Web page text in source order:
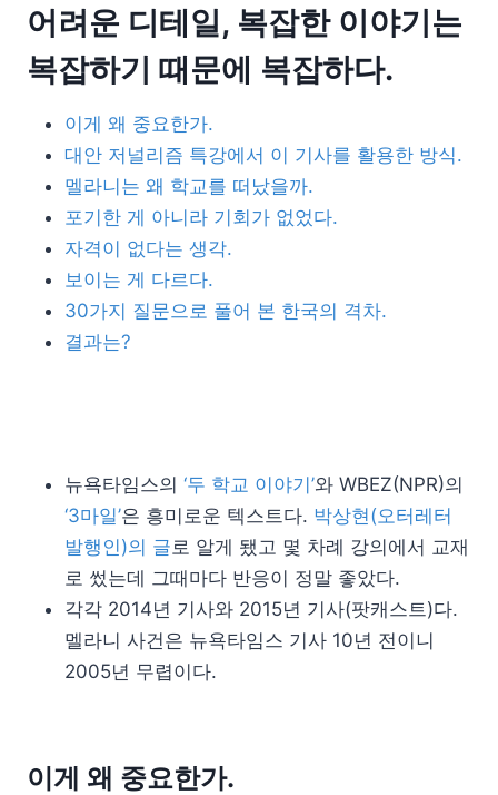
어려운 디테일, 복잡한 이야기는
복잡하기 때문에 복잡하다.
이게 왜 중요한가.
대안 저널리즘 특강에서 이 기사를 활용한 방식.
멜라니는 왜 학교를 떠났을까.
포기한 게 아니라 기회가 없었다.
자격이 없다는 생각.
보이는 게 다르다.
30가지 질문으로 풀어 본 한국의 격차.
결과는?
뉴욕타임스의 ‘두 학교 이야기’와 WBEZ(NPR)의
‘3마일’은 흥미로운 텍스트다. 박상현(오터레터
발행인)의 글로 알게 됐고 몇 차례 강의에서 교재
로 썼는데 그때마다 반응이 정말 좋았다.
각각 2014년 기사와 2015년 기사(팟캐스트)다.
멜라니 사건은 뉴욕타임스 기사 10년 전이니
2005년 무렵이다.
이게 왜 중요한가.